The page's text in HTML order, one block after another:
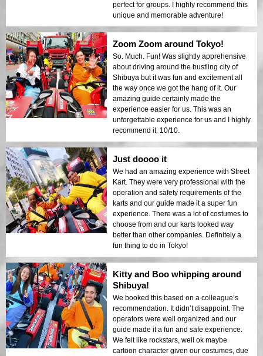
perfect for groups. I highly recommend this
unique and memorable adventure!
Zoom Zoom around Tokyo!
So. Much. Fun! Was slightly apprehensive
about driving around the bustling city of
Shibuya but it was fun and excitement all
the way once we got the hang of it. Our
amazing guide certainly made the
experience easier for us. This was an
unforgettable experience for us and I highly
recommend it. 10/10.
Just doooo it
We had an amazing experience with Street
Kart. They were very professional with the
operation and safety requirements of the
karts and our guide made it a super fun
experience. There was a lot of costumes to
choose from and our karts looked way
better than other companies. Definitely a
fun thing to do in Tokyo!
Kitty and Boo whipping around
Shibuya!
We booked this based on a colleague’s
recommendation. It didn’t disappoint. The
operators were well organized and our
guide made it a fun and safe experience.
We felt like rockstars, well ok maybe
cartoon character given our costumes, due